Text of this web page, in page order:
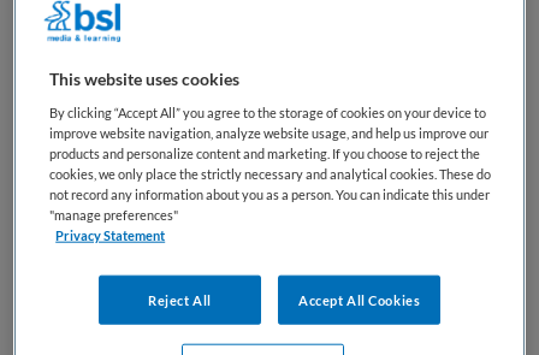
Ervaren
Vacature niet beschikbaar
Deze vacature Teammanager/ MT-lid Huisartsopleiding bij
UMCG is niet meer actueel. Hieronder staan enkele
vergelijkbare vacatures die voor u wellicht interessant zijn.
This website uses cookies
By clicking “Accept All” you agree to the storage of cookies on your device to
improve website navigation, analyze website usage, and help us improve our
products and personalize content and marketing. If you choose to reject the
cookies, we only place the strictly necessary and analytical cookies. These do
not record any information about you as a person. You can indicate this under
"manage preferences"
Privacy Statement
Reject All Accept All Cookies